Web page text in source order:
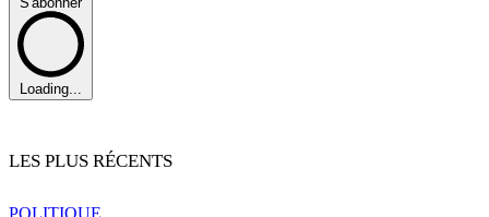
Loading...
LES PLUS RÉCENTS